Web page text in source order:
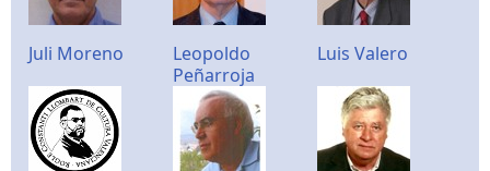
Juli Moreno
Leopoldo
Peñarroja
Luis Valero